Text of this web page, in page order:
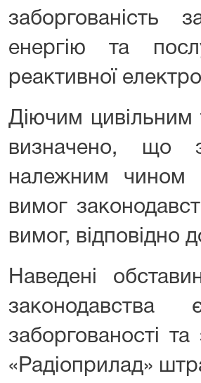
заборгованість
енергію та
реактивної
Діючим цивільним
визначено, що
належним чином
вимог
вимог, відповідно
Наведені
заборгованості
«Радіоприлад»